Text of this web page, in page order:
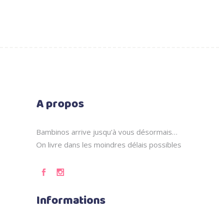
A propos
Bambinos arrive jusqu'à vous désormais…
On livre dans les moindres délais possibles
Informations